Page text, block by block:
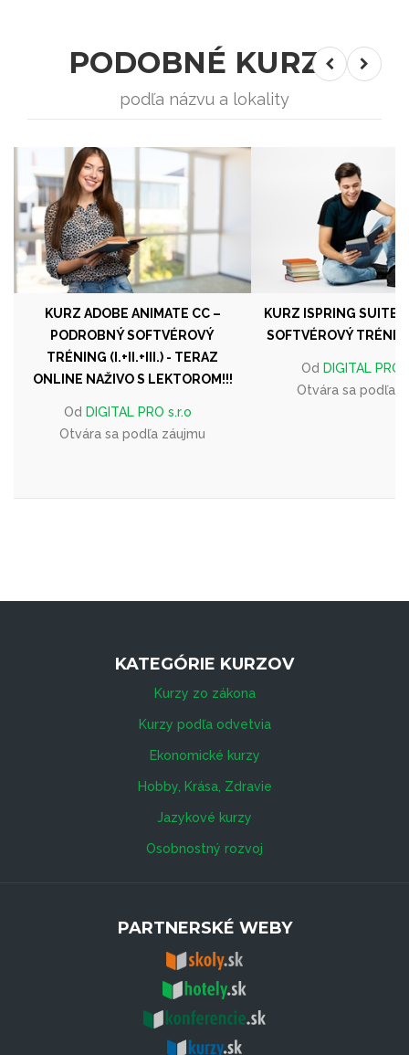
PODOBNÉ KURZY
podľa názvu a lokality
KURZ ADOBE ANIMATE CC –
PODROBNÝ SOFTVÉROVÝ
TRÉNING (I.+II.+III.) - TERAZ
ONLINE NAŽIVO S LEKTOROM!!!
Od DIGITAL PRO s.r.o
Otvára sa podľa záujmu
KURZ ISPRING SUITE
SOFTVÉROVÝ
Od DIGITAL PRO
Otvára sa podľa
KATEGÓRIE KURZOV
Kurzy zo zákona
Kurzy podľa odvetvia
Ekonomické kurzy
Hobby, Krása, Zdravie
Jazykové kurzy
Osobnostný rozvoj
PARTNERSKÉ WEBY